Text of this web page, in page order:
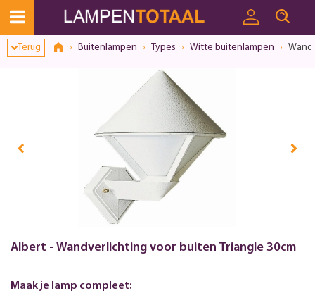
Terug Buitenlampen Types Witte buitenlampen
Albert - Wandverlichting voor buiten Triangle 30cm
Maak je lamp compleet: